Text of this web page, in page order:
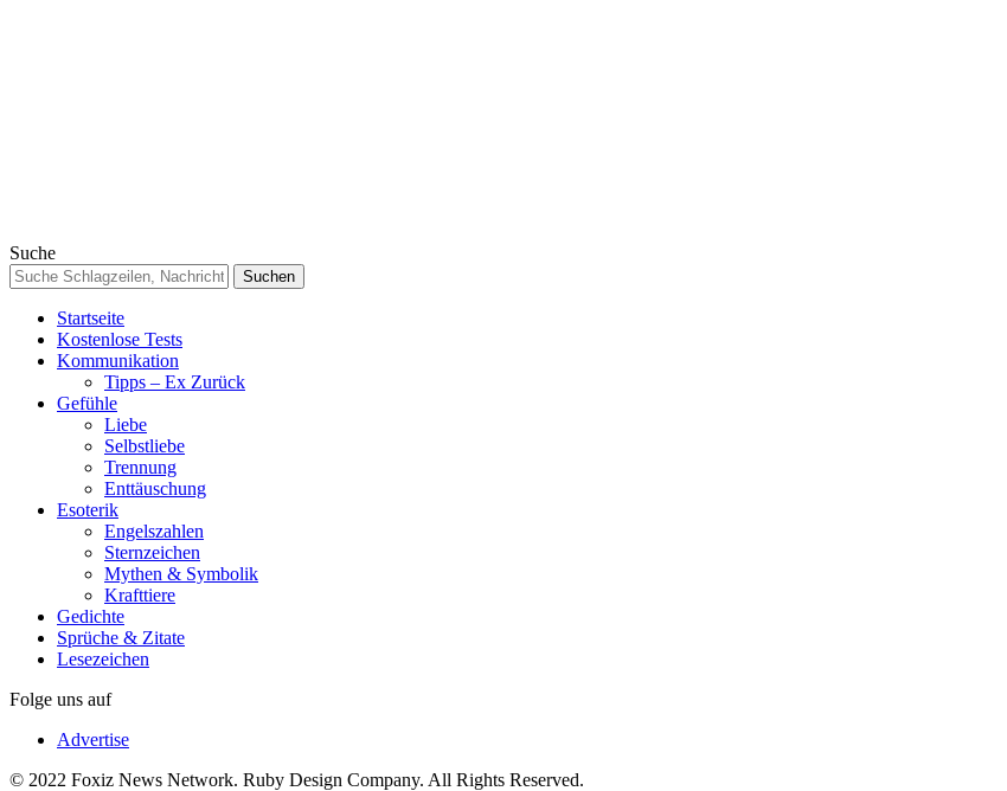
Suche
Startseite
Kostenlose Tests
Kommunikation
Tipps – Ex Zurück
Gefühle
Liebe
Selbstliebe
Trennung
Enttäuschung
Esoterik
Engelszahlen
Sternzeichen
Mythen & Symbolik
Krafttiere
Gedichte
Sprüche & Zitate
Lesezeichen
Folge uns auf
Advertise
© 2022 Foxiz News Network. Ruby Design Company. All Rights Reserved.